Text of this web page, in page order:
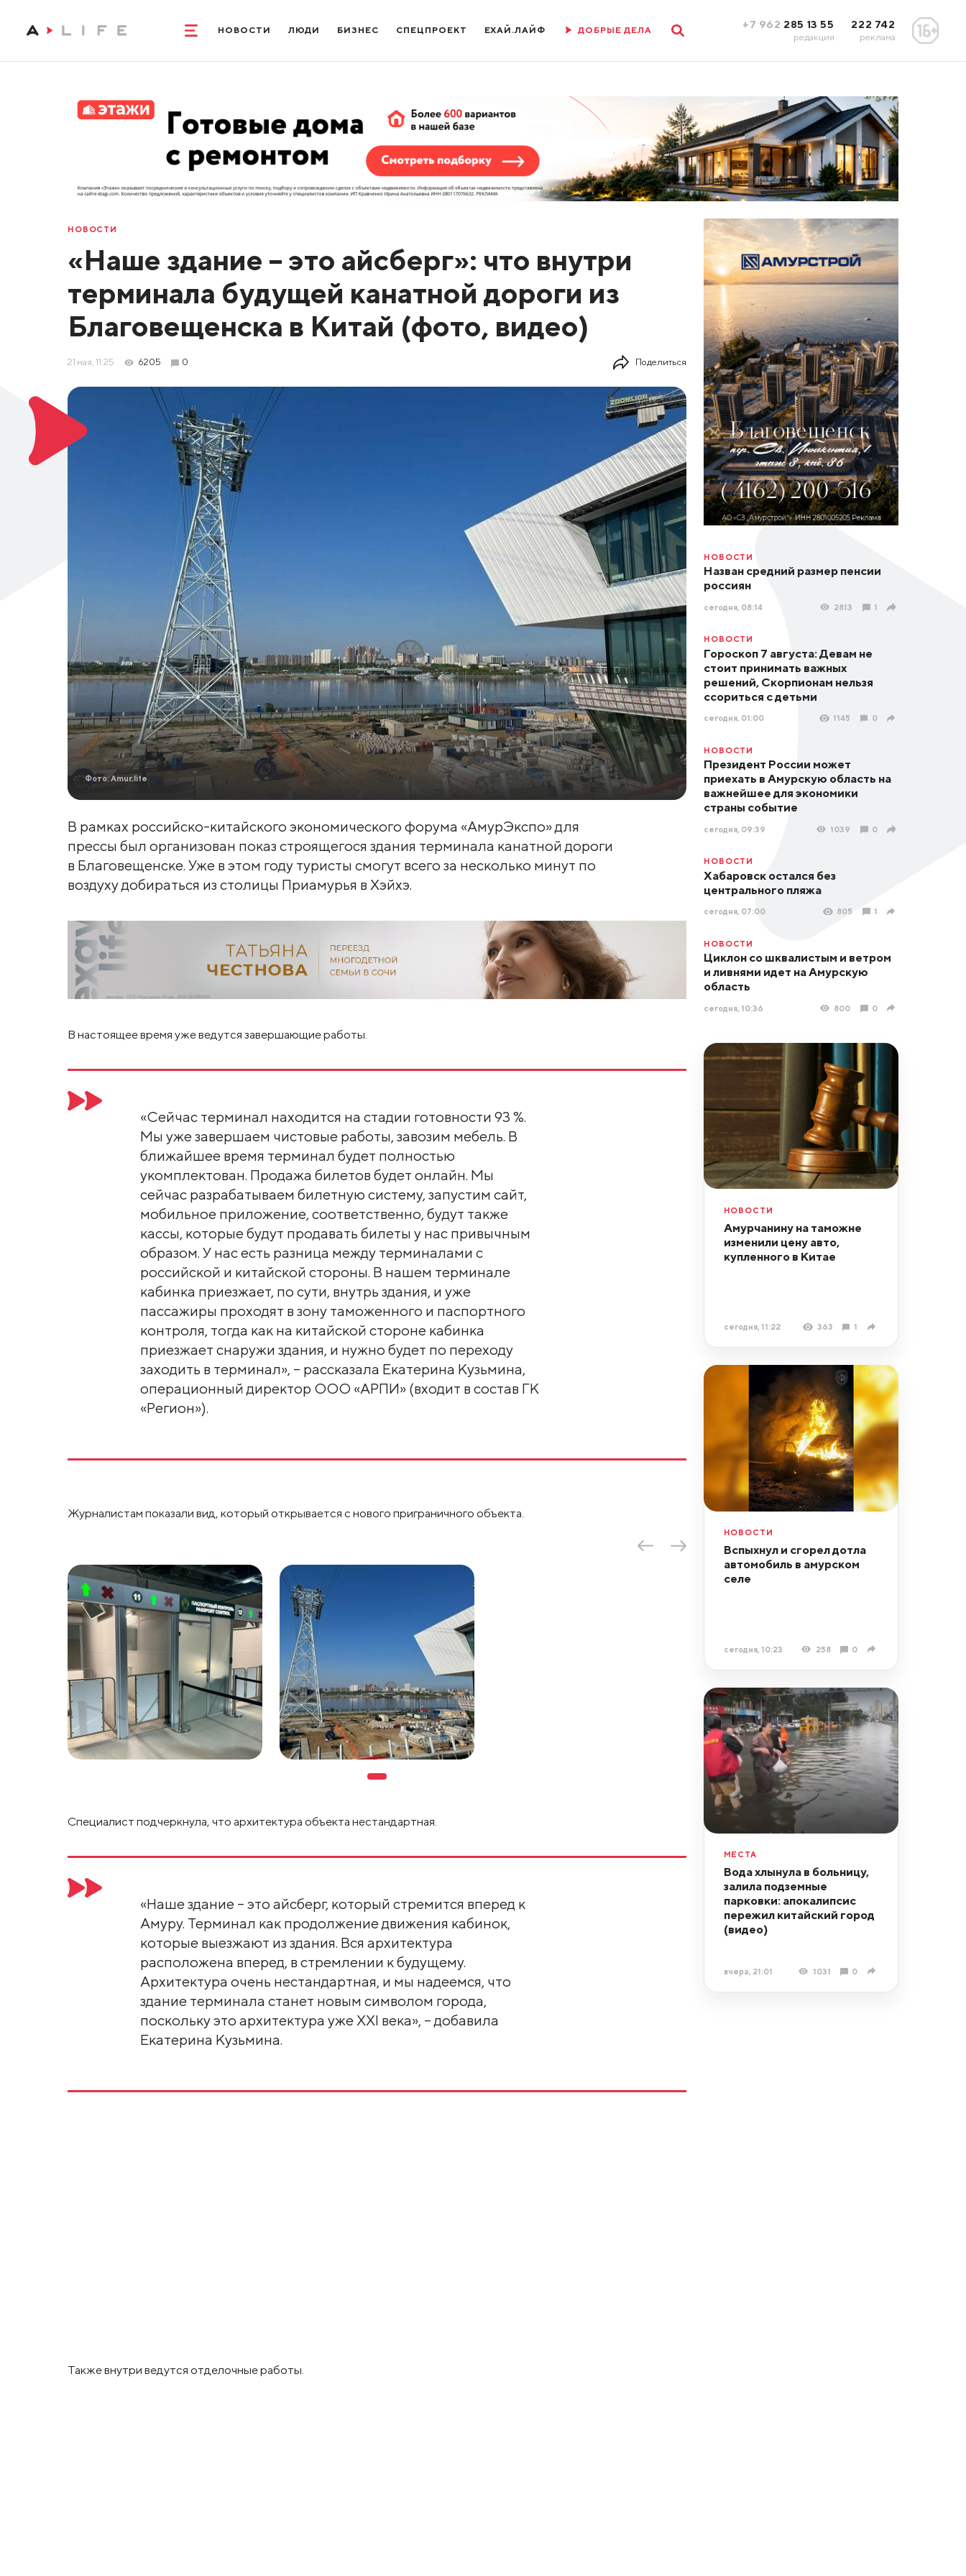
НОВОСТИ ЛЮДИ БИЗНЕС СПЕЦПРОЕКТ ЕХАЙ.ЛАЙФ ДОБРЫЕ ДЕЛА +7 962 285 13 55
редакция
222 742
реклама
НОВОСТИ
«Наше здание – это айсберг»: что внутри
терминала будущей канатной дороги из
Благовещенска в Китай (фото, видео)
21 мая, 11:25 6205 0 Поделиться
Фото: Amur.life
В рамках российско-китайского экономического форума «АмурЭкспо» для
прессы был организован показ строящегося здания терминала канатной дороги
в Благовещенске. Уже в этом году туристы смогут всего за несколько минут по
воздуху добираться из столицы Приамурья в Хэйхэ.
В настоящее время уже ведутся завершающие работы.
«Сейчас терминал находится на стадии готовности 93 %.
Мы уже завершаем чистовые работы, завозим мебель. В
ближайшее время терминал будет полностью
укомплектован. Продажа билетов будет онлайн. Мы
сейчас разрабатываем билетную систему, запустим сайт,
мобильное приложение, соответственно, будут также
кассы, которые будут продавать билеты у нас привычным
образом. У нас есть разница между терминалами с
российской и китайской стороны. В нашем терминале
кабинка приезжает, по сути, внутрь здания, и уже
пассажиры проходят в зону таможенного и паспортного
контроля, тогда как на китайской стороне кабинка
приезжает снаружи здания, и нужно будет по переходу
заходить в терминал», – рассказала Екатерина Кузьмина,
операционный директор ООО «АРПИ» (входит в состав ГК
«Регион»).
Журналистам показали вид, который открывается с нового приграничного объекта.
Специалист подчеркнула, что архитектура объекта нестандартная.
«Наше здание – это айсберг, который стремится вперед к
Амуру. Терминал как продолжение движения кабинок,
которые выезжают из здания. Вся архитектура
расположена вперед, в стремлении к будущему.
Архитектура очень нестандартная, и мы надеемся, что
здание терминала станет новым символом города,
поскольку это архитектура уже XXI века», – добавила
Екатерина Кузьмина.
Также внутри ведутся отделочные работы.
НОВОСТИ
Назван средний размер пенсии
россиян
сегодня, 08:14 2813 1
НОВОСТИ
Гороскоп 7 августа: Девам не
стоит принимать важных
решений, Скорпионам нельзя
ссориться с детьми
сегодня, 01:00 1145 0
НОВОСТИ
Президент России может
приехать в Амурскую область на
важнейшее для экономики
страны событие
сегодня, 09:39 1039 0
НОВОСТИ
Хабаровск остался без
центрального пляжа
сегодня, 07:00 805 1
НОВОСТИ
Циклон со шквалистым и ветром
и ливнями идет на Амурскую
область
сегодня, 10:36 800 0
НОВОСТИ
Амурчанину на таможне
изменили цену авто,
купленного в Китае
сегодня, 11:22 363 1
НОВОСТИ
Вспыхнул и сгорел дотла
автомобиль в амурском
селе
сегодня, 10:23 258 0
МЕСТА
Вода хлынула в больницу,
залила подземные
парковки: апокалипсис
пережил китайский город
(видео)
вчера, 21:01 1031 0